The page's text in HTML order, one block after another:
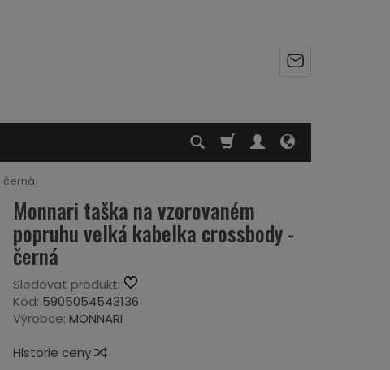
černá
Monnari taška na vzorovaném
popruhu velká kabelka crossbody -
černá
Sledovat produkt:
Kód: 5905054543136
Výrobce: MONNARI
Historie ceny